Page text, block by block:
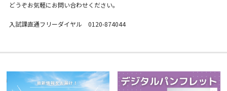
どうぞお気軽にお問い合わせください。
入試課直通フリーダイヤル 0120-874044